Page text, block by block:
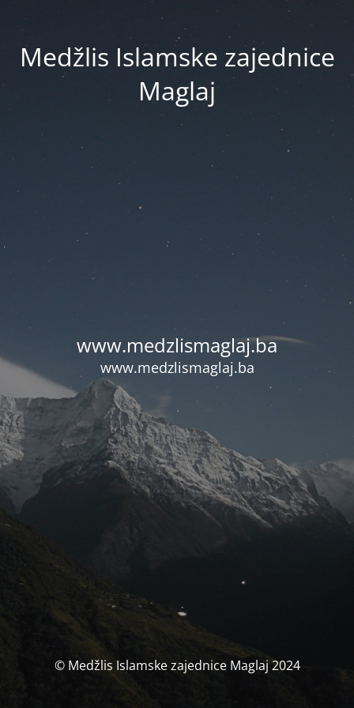
Medžlis Islamske zajednice
Maglaj
www.medzlismaglaj.ba
www.medzlismaglaj.ba
© Medžlis Islamske zajednice Maglaj 2024